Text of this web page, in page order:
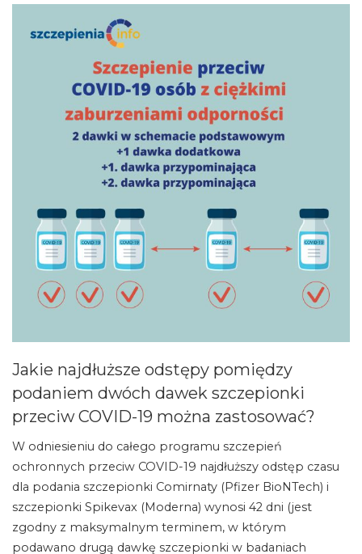
Jakie najdłuższe odstępy pomiędzy
podaniem dwóch dawek szczepionki
przeciw COVID-19 można zastosować?
W odniesieniu do całego programu szczepień
ochronnych przeciw COVID-19 najdłuższy odstęp czasu
dla podania szczepionki Comirnaty (Pfizer BioNTech) i
szczepionki Spikevax (Moderna) wynosi 42 dni (jest
zgodny z maksymalnym terminem, w którym
podawano drugą dawkę szczepionki w badaniach